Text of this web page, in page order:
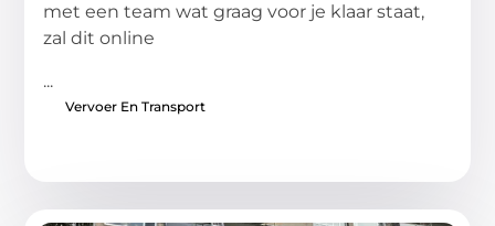
met een team wat graag voor je klaar staat,
zal dit online
...
Vervoer En Transport